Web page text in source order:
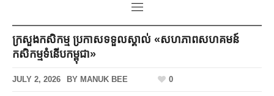
ក្រសួងកសិកម្ម ប្រកាសទទួលស្គាល់ «សហភាពសហគមន៍
កសិកម្មទំនើបកម្ពុជា»
JULY 2, 2026 BY MANUK BEE 0